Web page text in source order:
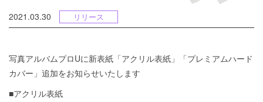
2021.03.30 リリース
写真アルバムプロUに新表紙「アクリル表紙」「プレミアムハード
カバー」追加をお知らせいたします
■アクリル表紙